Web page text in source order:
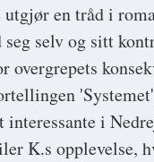
en tråd i
selv og sitt
overgrepets
i
K.s opplevelse,